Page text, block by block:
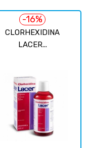
CLORHEXIDINA
LACER...
-16%